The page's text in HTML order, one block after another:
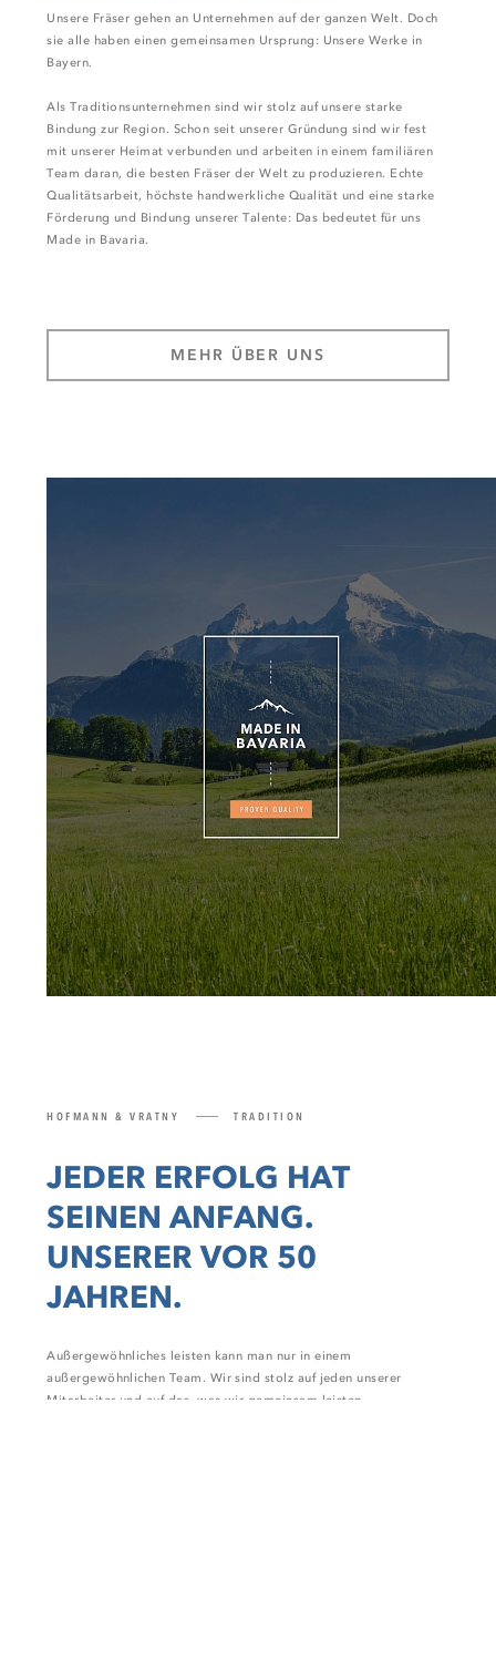
Unsere Fräser gehen an Unternehmen auf der ganzen Welt. Doch
sie alle haben einen gemeinsamen Ursprung: Unsere Werke in
Bayern.
Als Traditionsunternehmen sind wir stolz auf unsere starke
Bindung zur Region. Schon seit unserer Gründung sind wir fest
mit unserer Heimat verbunden und arbeiten in einem familiären
Team daran, die besten Fräser der Welt zu produzieren. Echte
Qualitätsarbeit, höchste handwerkliche Qualität und eine starke
Förderung und Bindung unserer Talente: Das bedeutet für uns
Made in Bavaria.
MEHR ÜBER UNS
HOFMANN & VRATNY TRADITION
JEDER ERFOLG HAT
SEINEN ANFANG.
UNSERER VOR 50
JAHREN.
Außergewöhnliches leisten kann man nur in einem
außergewöhnlichen Team. Wir sind stolz auf jeden unserer
Mitarbeiter und auf das, was wir gemeinsam leisten.